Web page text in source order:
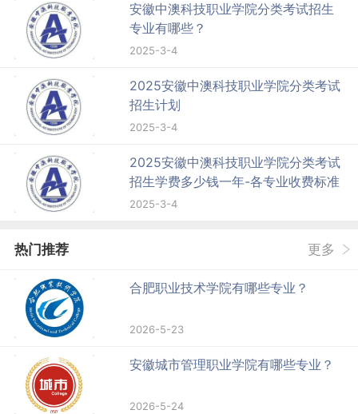
安徽中澳科技职业学院分类考试招生
专业有哪些？
2025-3-4
2025安徽中澳科技职业学院分类考试
招生计划
2025-3-4
2025安徽中澳科技职业学院分类考试
招生学费多少钱一年-各专业收费标准
2025-3-4
热门推荐 更多
合肥职业技术学院有哪些专业？
2026-5-23
安徽城市管理职业学院有哪些专业？
2026-5-24